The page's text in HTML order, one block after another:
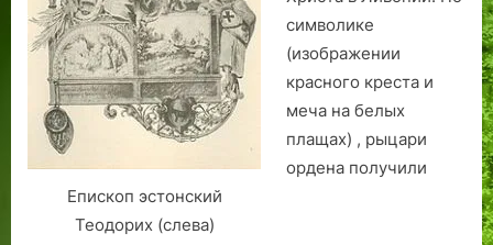
Епископ эстонский
Теодорих (слева)
символике
(изображении
красного креста и
меча на белых
плащах) , рыцари
ордена получили